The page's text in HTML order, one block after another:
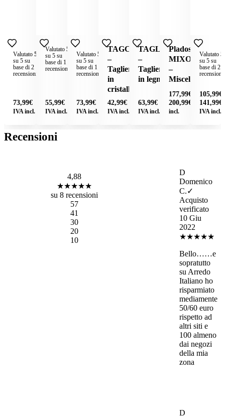
Valutato5
su 5 su
base di2
recensioni
ROLLMAT
–
Gocciolatoio
73,99€
IVA incl.
Valutato 5
su 5 su
base di 1
recensioni
ROLLUP –
Gocciolatoio
avvolgibile
55,99€
IVA incl.
Valutato 5
su 5 su
base di 1
recensioni
SPCESINX
– Cestello
in acciaio
73,99€
IVA incl.
TAGCR
–
Tagliere
in
cristallo
42,99€
IVA incl.
TAGL88
–
Tagliere
in legno
63,99€
IVA incl.
Plados
MIXOLD
–
Miscelatore
177,99€
200,99€
Fascia
IVA
incl.
Valutato5
su 5 su
base di2
recensioni
105,99€
141,99€
IVA incl.
Recensioni
4,88
★★★★★
su 8 recensioni
57
41
30
20
10
D
Domenico
C.✓
Acquisto
verificato
10 Giu
2022
★★★★★
Bello……e
sopratutto
su Arredo
Italiano ho
risparmiato
mediamente
50/60 euro
rispetto ad
altri siti e
100 almeno
dai negozi
della mia
zona
D